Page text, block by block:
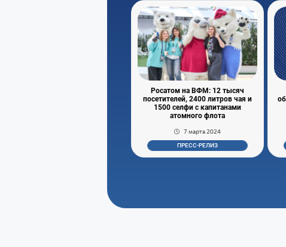
Росатом на ВФМ: 12 тысяч
посетителей, 2400 литров чая и
1500 селфи с капитанами
атомного флота
7 марта 2024
ПРЕСС-РЕЛИЗ